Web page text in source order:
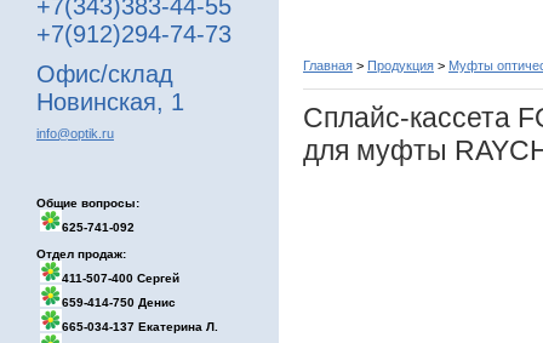
+7(343)383-44-55
+7(912)294-74-73
Офис/склад
Новинская, 1
info@optik.ru
Общие вопросы:
625-741-092
Отдел продаж:
411-507-400 Сергей
659-414-750 Денис
665-034-137 Екатерина Л.
Главная > Продукция > Муфты
Сплайс-кассета
для муфты